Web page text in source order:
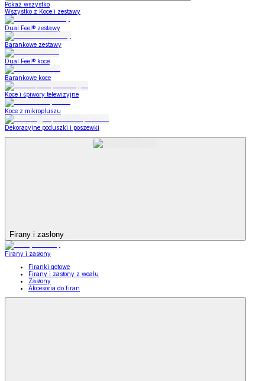
Pokaż wszystko
Wszystko z Koce i zestawy
Dual Feel® zestawy
Barankowe zestawy
Dual Feel® koce
Barankowe koce
Koce i śpiwory telewizyjne
Koce z mikropluszu
Dekoracyjne poduszki i poszewki
Firany i zasłony
Firany i zasłony
Firanki gotowe
Firany i zasłony z woalu
Zasłony
Akcesoria do firan